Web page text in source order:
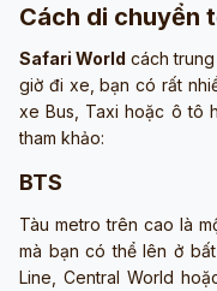
Cách di chuyển
Safari World cách trung
giờ đi xe, bạn có rất
xe Bus, Taxi hoặc ô tô
tham khảo:
BTS
Tàu metro trên cao là
mà bạn có thể lên ở
Line, Central World